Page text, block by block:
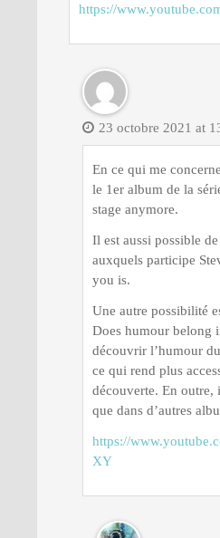
https://
23 octobre 2021 at
En ce qui me
le 1er album de la
stage anymore.
Il est aussi possible
auxquels participe
you is.
Une autre possibilité
Does humour belong
découvrir l’humour
ce qui rend plus
découverte. En outre,
que dans d’autres
https://
XY